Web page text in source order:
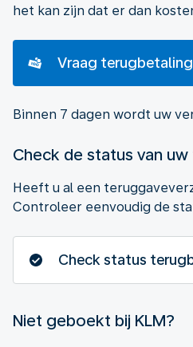
het kan zijn dat er dan
Vraag
Binnen 7 dagen wordt uw
Check de status van
Heeft u al een
Controleer eenvoudig de
Check status
Niet geboekt bij KLM?